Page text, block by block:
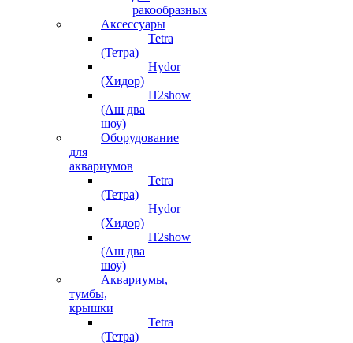
ракообразных
Аксессуары
Tetra
(Тетра)
Hydor
(Хидор)
H2show
(Аш два
шоу)
Оборудование
для
аквариумов
Tetra
(Тетра)
Hydor
(Хидор)
H2show
(Аш два
шоу)
Аквариумы,
тумбы,
крышки
Tetra
(Тетра)